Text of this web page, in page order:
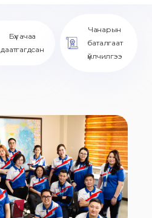
Бүх ачаа
даатгагдсан
Чанарын
баталгаат
үйлчилгээ